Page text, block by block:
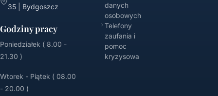
35 | Bydgoszcz
Godziny pracy
Poniedziałek ( 8.00 -
21.30 )
Wtorek - Piątek ( 08.00
- 20.00 )
danych
osobowych
Telefony
zaufania i
pomoc
kryzysowa